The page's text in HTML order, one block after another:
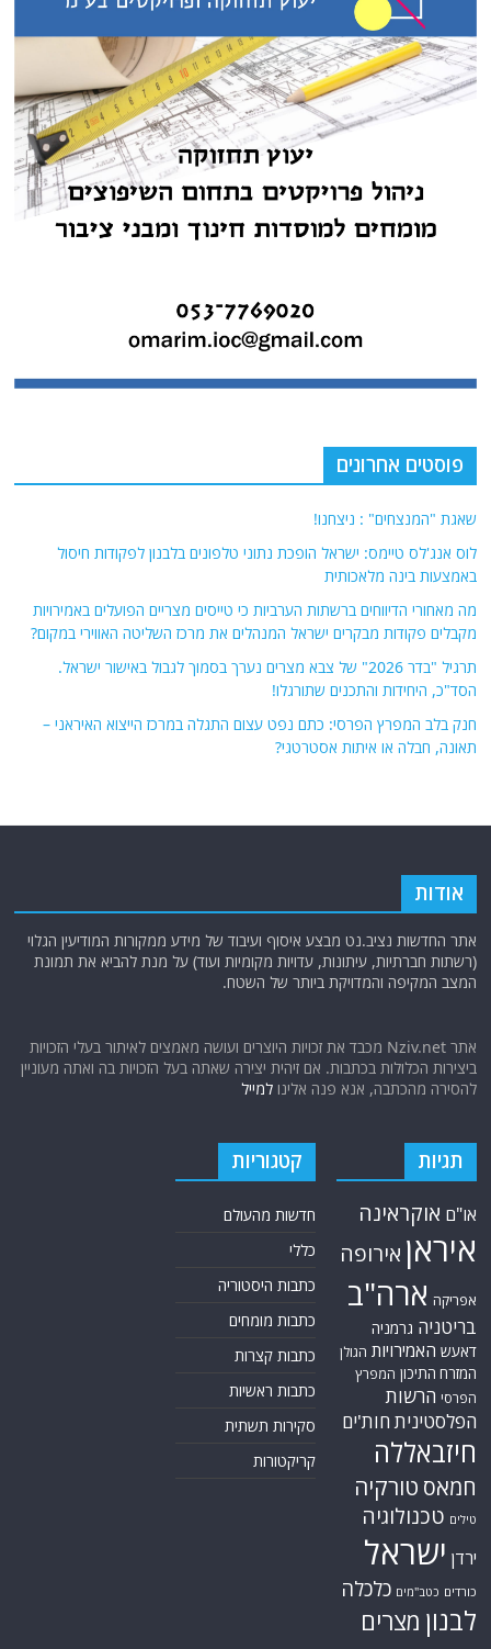
פוסטים אחרונים
שאגת "המנצחים" : ניצחנו!
לוס אנג'לס טיימס: ישראל הופכת נתוני טלפונים בלבנון לפקודות חיסול
באמצעות בינה מלאכותית
מה מאחורי הדיווחים ברשתות הערביות כי טייסים מצריים הפועלים באמירויות
מקבלים פקודות מבקרים ישראל המנהלים את מרכז השליטה האווירי במקום?
תרגיל "בדר 2026" של צבא מצרים נערך בסמוך לגבול באישור ישראל.
הסד"כ, היחידות והתכנים שתורגלו!
חנק בלב המפרץ הפרסי: כתם נפט עצום התגלה במרכז הייצוא האיראני –
תאונה, חבלה או איתות אסטרטגי?
אודות
אתר החדשות נציב.נט מבצע איסוף ועיבוד של מידע ממקורות המודיעין הגלוי
(רשתות חברתיות, עיתונות, עדויות מקומיות ועוד) על מנת להביא את תמונת
המצב המקיפה והמדויקת ביותר של השטח.
אתר Nziv.net מכבד את זכויות היוצרים ועושה מאמצים לאיתור בעלי הזכויות
ביצירות הכלולות בכתבות. אם זיהית יצירה שאתה בעל הזכויות בה ואתה מעוניין
להסירה מהכתבה, אנא פנה אלינולמייל
תגיות
או"ם אוקראינה
איראן אירופה
אפריקה ארה"ב
בריטניה גרמניה
דאעש האמירויות הגולן
המזרח התיכון המפרץ
הפרסי הרשות
הפלסטיניתחות'ים
חיזבאללה
חמאס טורקיה
טילים טכנולוגיה
ירדן ישראל
כורדים כטב"מים כלכלה
לבנון מצרים
קטגוריות
חדשות מהעולם
כללי
כתבות היסטוריה
כתבות מומחים
כתבות קצרות
כתבות ראשיות
סקירות תשתית
קריקטורות